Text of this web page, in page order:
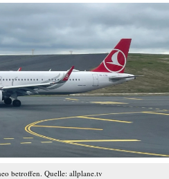
betroffen. Quelle: allplane.tv